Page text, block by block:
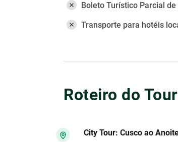
Boleto Turístico Parcial
Transporte para hotéis
Roteiro do Tour
City Tour: Cusco ao